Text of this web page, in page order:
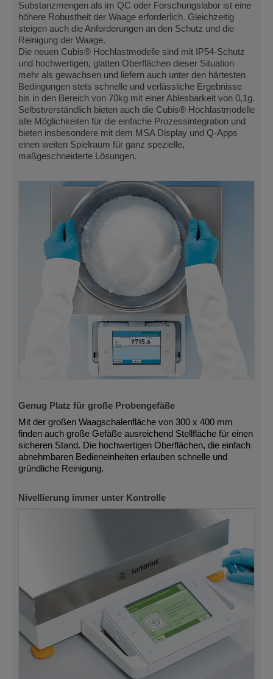
Substanzmengen als im QC oder Forschungslabor ist eine
höhere Robustheit der Waage erforderlich. Gleichzeitig
steigen auch die Anforderungen an den Schutz und die
Reinigung der Waage.
Die neuen Cubis® Hochlastmodelle sind mit IP54-Schutz
und hochwertigen, glatten Oberflächen dieser Situation
mehr als gewachsen und liefern auch unter den härtesten
Bedingungen stets schnelle und verlässliche Ergebnisse
bis in den Bereich von 70kg mit einer Ablesbarkeit von 0,1g.
Selbstverständlich bieten auch die Cubis® Hochlastmodelle
alle Möglichkeiten für die einfache Prozessintegration und
bieten insbesondere mit dem MSA Display und Q-Apps
einen weiten Spielraum für ganz spezielle,
maßgeschneiderte Lösungen.
Genug Platz für große Probengefäße
Mit der großen Waagschalenfläche von 300 x 400 mm
finden auch große Gefäße ausreichend Stellfläche für einen
sicheren Stand. Die hochwertigen Oberflächen, die einfach
abnehmbaren Bedieneinheiten erlauben schnelle und
gründliche Reinigung.
Nivellierung immer unter Kontrolle